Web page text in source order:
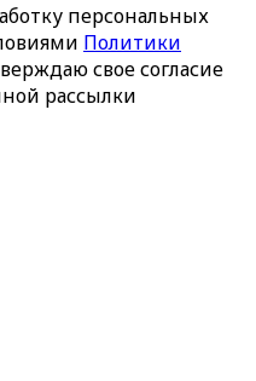
персональных
Политики
свое согласие
рассылки